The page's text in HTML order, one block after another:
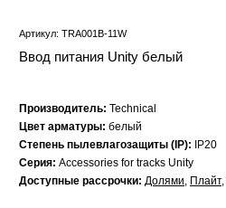
Артикул: TRA001B-11W
Ввод питания Unity белый
Производитель: Technical
Цвет арматуры: белый
Степень пылевлагозащиты (IP):
IP20
Серия: Accessories for tracks Unity
Доступные рассрочки: Долями, Плайт,